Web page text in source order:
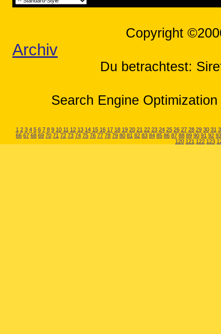
Copyright
Archiv
Du betrachtest:
Search Engine
1 2 3 4 5 6 7 8 9 10 11 12 13 14 15 16 17 18 19 20 21 22 23 24 25 26 27 28 29 30 31
66 67 68 69 70 71 72 73 74 75 76 77 78 79 80 81 82 83 84 85 86 87 88 89 90 91 92 93
120 121 122 123